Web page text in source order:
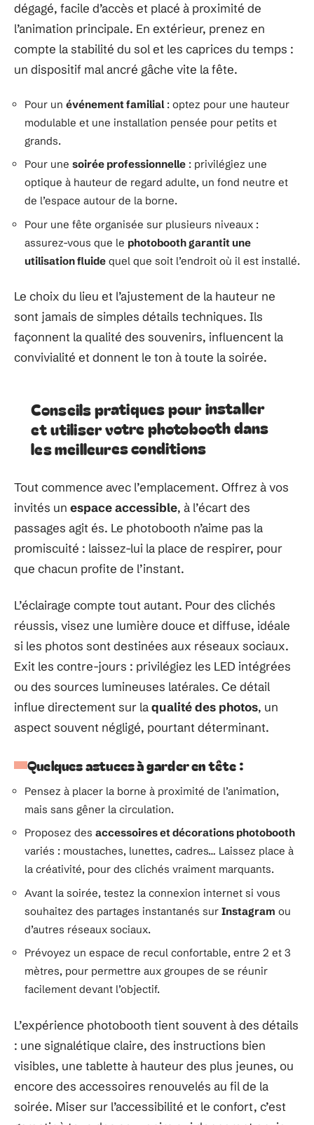
dégagé, facile d’accès et placé à proximité de
l’animation principale. En extérieur, prenez en
compte la stabilité du sol et les caprices du temps :
un dispositif mal ancré gâche vite la fête.
Pour un événement familial : optez pour une hauteur
modulable et une installation pensée pour petits et
grands.
Pour une soirée professionnelle : privilégiez une
optique à hauteur de regard adulte, un fond neutre et
de l’espace autour de la borne.
Pour une fête organisée sur plusieurs niveaux :
assurez-vous que le photobooth garantit une
utilisation fluide quel que soit l’endroit où il est installé.
Le choix du lieu et l’ajustement de la hauteur ne
sont jamais de simples détails techniques. Ils
façonnent la qualité des souvenirs, influencent la
convivialité et donnent le ton à toute la soirée.
Conseils pratiques pour installer
et utiliser votre photobooth dans
les meilleures conditions
Tout commence avec l’emplacement. Offrez à vos
invités un espace accessible, à l’écart des
passages agit és. Le photobooth n’aime pas la
promiscuité : laissez-lui la place de respirer, pour
que chacun profite de l’instant.
L’éclairage compte tout autant. Pour des clichés
réussis, visez une lumière douce et diffuse, idéale
si les photos sont destinées aux réseaux sociaux.
Exit les contre-jours : privilégiez les LED intégrées
ou des sources lumineuses latérales. Ce détail
influe directement sur laqualité des photos, un
aspect souvent négligé, pourtant déterminant.
Quelques astuces à garder en tête :
Pensez à placer la borne à proximité de l’animation,
mais sans gêner la circulation.
Proposez des accessoires et décorations photobooth
variés : moustaches, lunettes, cadres… Laissez place à
la créativité, pour des clichés vraiment marquants.
Avant la soirée, testez la connexion internet si vous
souhaitez des partages instantanés sur Instagram ou
d’autres réseaux sociaux.
Prévoyez un espace de recul confortable, entre 2 et 3
mètres, pour permettre aux groupes de se réunir
facilement devant l’objectif.
L’expérience photobooth tient souvent à des détails
: une signalétique claire, des instructions bien
visibles, une tablette à hauteur des plus jeunes, ou
encore des accessoires renouvelés au fil de la
soirée. Miser sur l’accessibilité et le confort, c’est